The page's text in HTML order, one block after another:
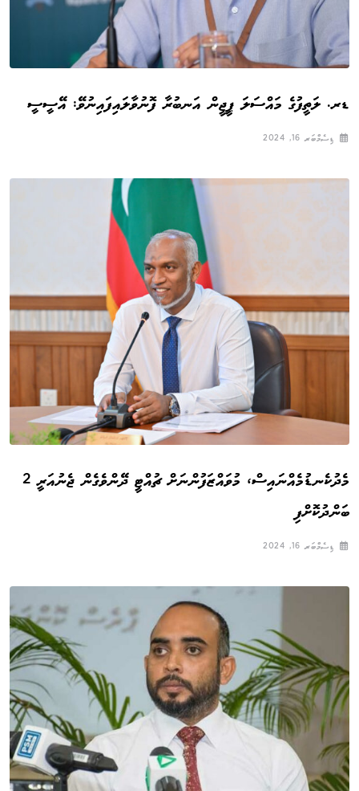
ޑރ. ލަތީފުގެ މައްސަލަ ޕީޖީން އަނބުރާ ފޮނުވާލައިފައިނުވޭ: އޭސީސީ
ޑިސެމްބަރ 16, 2024
މެދުކެނޑުމެއްނައިސް، މުވައްޒަފުންނަށް ޗުއްޓީ ދޭންވެގެން ޖެނުއަރީ 2
ބަންދުކޮށްފި
ޑިސެމްބަރ 16, 2024